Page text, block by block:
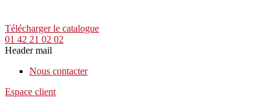
Télécharger le catalogue
01 42 21 02 02
Header mail
Nous contacter
Espace client